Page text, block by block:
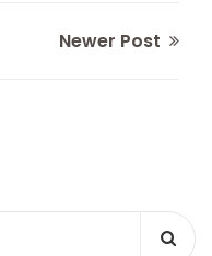
Newer Post